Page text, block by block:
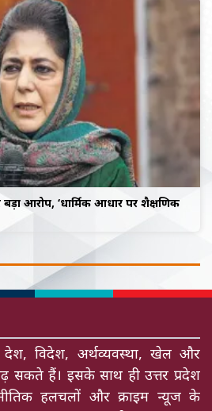
आरोप, ‘धार्मिक आधार पर शैक्षणिक
विदेश, अर्थव्यवस्था, खेल और
सकते हैं। इसके साथ ही उत्तर प्रदेश
हलचलों और क्राइम न्यूज के